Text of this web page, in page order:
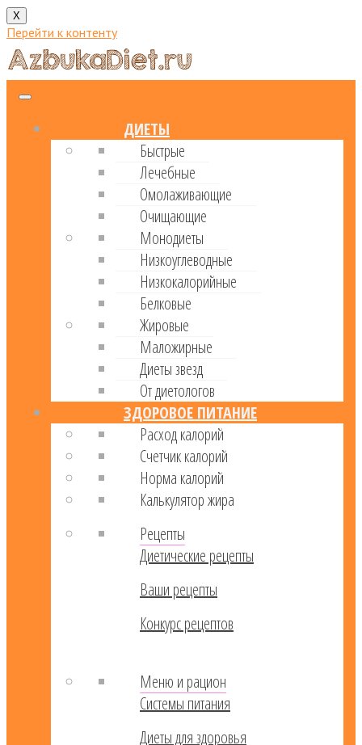
X
Перейти к контенту
ДИЕТЫ
Быстрые
Лечебные
Омолаживающие
Очищающие
Монодиеты
Низкоуглеводные
Низкокалорийные
Белковые
Жировые
Маложирные
Диеты звезд
От диетологов
ЗДОРОВОЕ ПИТАНИЕ
Расход калорий
Cчетчик калорий
Норма калорий
Калькулятор жира
Рецепты
Диетические рецепты
Ваши рецепты
Конкурс рецептов
Меню и рацион
Системы питания
Диеты для здоровья